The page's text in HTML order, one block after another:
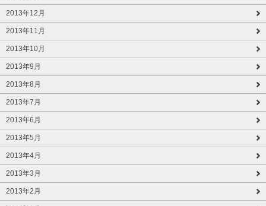
2013年12月
2013年11月
2013年10月
2013年9月
2013年8月
2013年7月
2013年6月
2013年5月
2013年4月
2013年3月
2013年2月